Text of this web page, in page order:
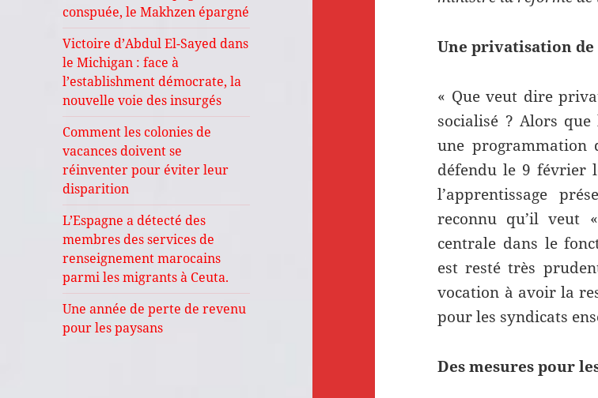
conspuée, le Makhzen épargné
Victoire d’Abdul El-Sayed dans
le Michigan : face à
l’establishment démocrate, la
nouvelle voie des insurgés
Comment les colonies de
vacances doivent se
réinventer pour éviter leur
disparition
L’Espagne a détecté des
membres des services de
renseignement marocains
parmi les migrants à Ceuta.
Une année de perte de revenu
pour les paysans
Une privatisation
« Que veut dire
socialisé ? Alors que
une programmation
défendu le 9 février
l’apprentissage
reconnu qu’il veut
centrale dans le
est resté très
vocation à avoir la
pour les syndicats
Des mesures pour